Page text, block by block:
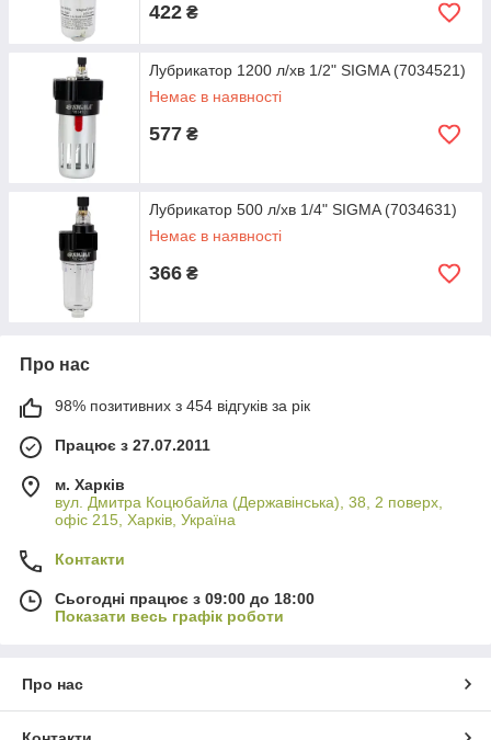
422 ₴
Лубрикатор 1200 л/хв 1/2" SIGMA (7034521)
Немає в наявності
577 ₴
Лубрикатор 500 л/хв 1/4" SIGMA (7034631)
Немає в наявності
366 ₴
Про нас
98% позитивних з 454 відгуків за рік
Працює з 27.07.2011
м. Харків
вул. Дмитра Коцюбайла (Державінська), 38, 2 поверх,
офіс 215, Харків, Україна
Контакти
Сьогодні працює з 09:00 до 18:00
Показати весь графік роботи
Про нас